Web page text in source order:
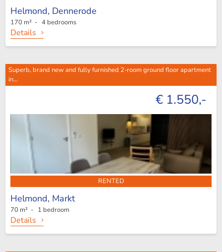
Helmond, Dennerode
170 m² - 4 bedrooms
Details
Superb, brand new and fully furnished 2-room ground floor apartment
in...
€ 1.550,-
RENTED
Helmond, Markt
70 m² - 1 bedroom
Details